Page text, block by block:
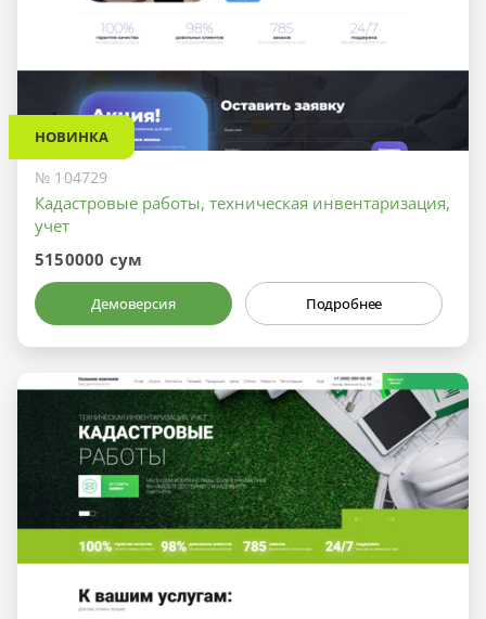
НОВИНКА
№ 104729
Кадастровые работы, техническая инвентаризация,
учет
5150000 сум
Демоверсия Подробнее